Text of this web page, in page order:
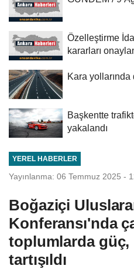
Özelleştirme
kararları
Kara
Başkentte
yakalandı
YEREL HABERLER
Yayınlanma: 06 Temmuz 2025 -
Boğaziçi
Konferansı'nda
toplumlarda güç,
tartışıldı